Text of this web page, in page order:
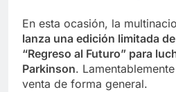
En esta ocasión, la
lanza una edición limitada
“Regreso al Futuro” para
Parkinson.
venta de forma general.